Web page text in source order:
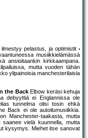
pelastus, ja optimistit
musiikkielämässä
ansioitaankin kirkkaampana.
mutta vuoden tähän
ylipainoisia manchesterilaisia
the BackElbow keräsi kehuja
debyyttiä ei Englannissa ole
tunnelma olisi tosin ehkä
Back ei ole autoilumusiikkia.
Manchester-taakasta, mutta
vielä kuunnella, mutta
kysymys. Miehet itse sanovat